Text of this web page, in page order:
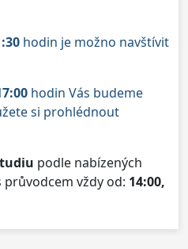
hodin je možno navštívit
hodin Vás budeme
si prohlédnout
podle nabízených
vždy od: 14:00,